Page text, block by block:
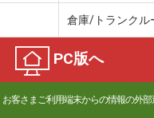
倉庫/トランクル
PC版へ
お客さまご利用端末からの情報の外